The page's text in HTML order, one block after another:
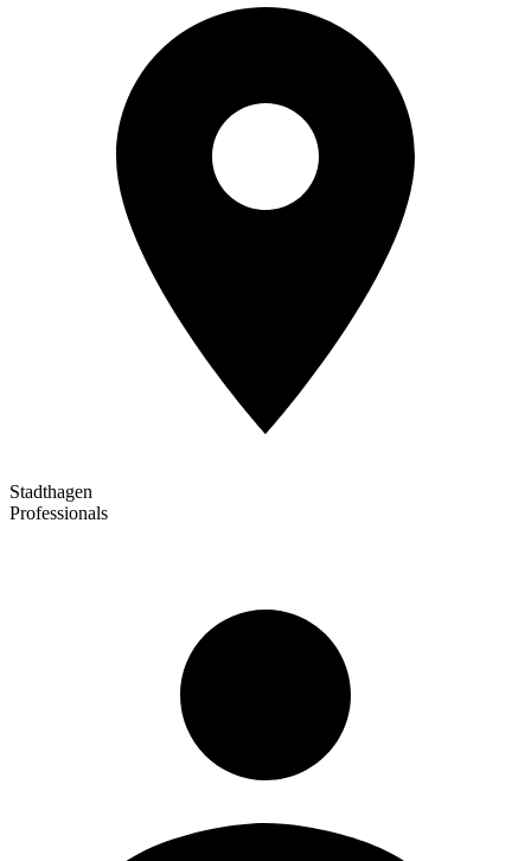
Stadthagen
Professionals